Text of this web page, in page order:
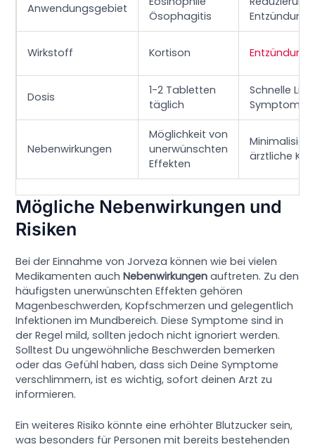
Anwendungsgebiet
Ösophagitis
Entzündung
Wirkstoff Kortison
Dosis
1-2 Tabletten
täglich
Schnelle
Symptome
Nebenwirkungen
Möglichkeit von
unerwünschten
Effekten
ärztliche
Mögliche Nebenwirkungen und
Risiken
Bei der Einnahme von Jorveza können wie bei vielen
Medikamenten auchNebenwirkungen auftreten. Zu den
häufigsten unerwünschten Effekten gehören
Magenbeschwerden, Kopfschmerzen und gelegentlich
Infektionen im Mundbereich. Diese Symptome sind in
der Regel mild, sollten jedoch nicht ignoriert werden.
Solltest Du ungewöhnliche Beschwerden bemerken
oder das Gefühl haben, dass sich Deine Symptome
verschlimmern, ist es wichtig, sofort deinen Arzt zu
informieren.
Ein weiteres Risiko könnte eine erhöhter Blutzucker sein,
was besonders für Personen mit bereits bestehenden